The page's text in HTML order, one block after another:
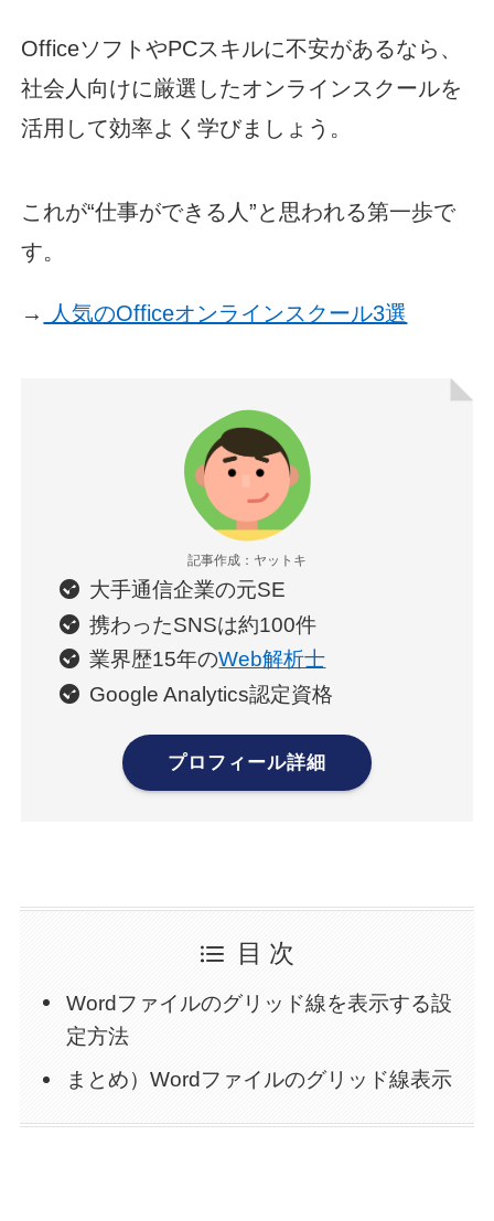
OfficeソフトやPCスキルに不安があるなら、
社会人向けに厳選したオンラインスクールを
活用して効率よく学びましょう。
これが“仕事ができる人”と思われる第一歩で
す。
→ 人気のOfficeオンラインスクール3選
記事作成：ヤットキ
大手通信企業の元SE
携わったSNSは約100件
業界歴15年のWeb解析士
Google Analytics認定資格
プロフィール詳細
目 次
Wordファイルのグリッド線を表示する設
定方法
まとめ）Wordファイルのグリッド線表示